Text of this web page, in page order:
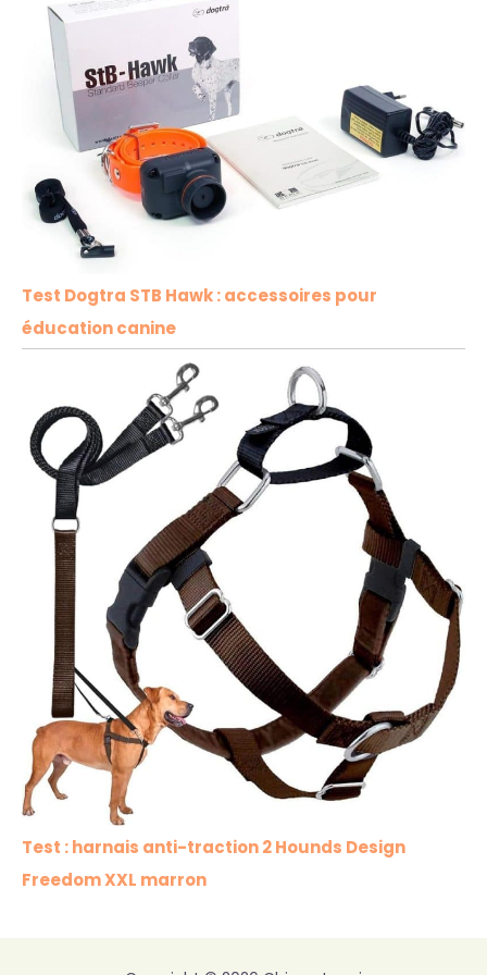
apprécieront le
bain, la natation,
la poursuite des
jouets autour
d'une piscine ou
de jouer sous la
laisse est trop
pouvez utiliser des
ciseaux pour
couper l'extrémité
et utiliser un
briquet pour le
sceller afin d'éviter
l'effilochage
Test Dogtra STB Hawk : accessoires pour
éducation canine
Test : harnais anti-traction 2 Hounds Design
Freedom XXL marron